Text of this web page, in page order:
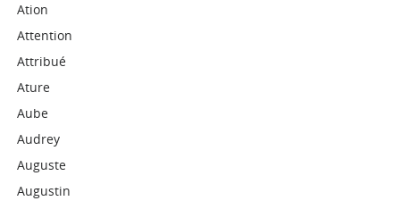
Ation
Attention
Attribué
Ature
Aube
Audrey
Auguste
Augustin